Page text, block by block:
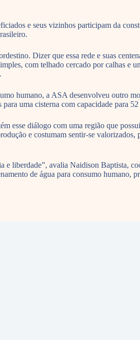
e seus vizinhos participam da
Dizer que essa rede e suas
com telhado cercado por calhas e
humano, a ASA desenvolveu outro
uma cisterna com capacidade para
esse diálogo com uma região que
e costumam sentir-se
liberdade”, avalia Naidison Baptista,
de água para consumo humano,